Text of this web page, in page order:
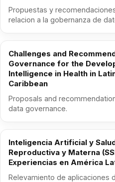
Propuestas y
relacion a la gobernanza de
Challenges and
Governance for the
Intelligence in Health in
Caribbean
Proposals and
data governance.
Inteligencia Artificial y
Reproductiva y Materna
Experiencias en América
Relevamiento de aplicaciones